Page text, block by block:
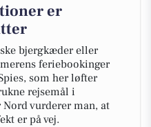
er
bjergkæder eller
feriebookinger
som her løfter
rejsemål i
vurderer man, at
er på vej.